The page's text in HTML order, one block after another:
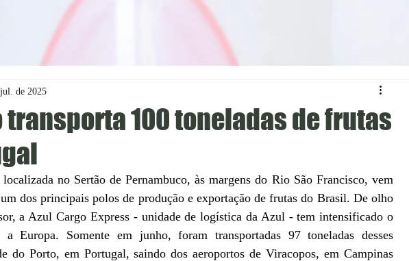
transporta 100 toneladas de frutas
de 2025
no Sertão de Pernambuco, às margens do Rio São Francisco, vem
dos principais polos de produção e exportação de frutas do Brasil. De olho
a Azul Cargo Express - unidade de logística da Azul - tem intensificado o
Europa. Somente em junho, foram transportadas 97 toneladas desses
do Porto, em Portugal, saindo dos aeroportos de Viracopos, em Campinas